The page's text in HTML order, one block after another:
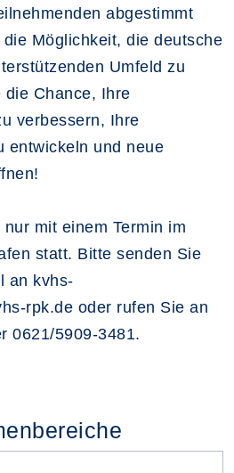
abgestimmt
Möglichkeit, die deutsche
Umfeld zu
Chance, Ihre
verbessern, Ihre
entwickeln und neue
mit einem Termin im
statt. Bitte senden Sie
an kvhs-
rpk.de oder rufen Sie an
0621/5909-3481.